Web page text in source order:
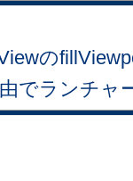
の
でランチャ